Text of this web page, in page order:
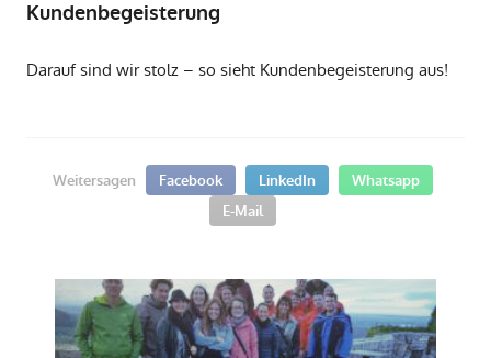
Kundenbegeisterung
Darauf sind wir stolz – so sieht Kundenbegeisterung aus!
Weitersagen Facebook LinkedIn
Whatsapp
E-Mail